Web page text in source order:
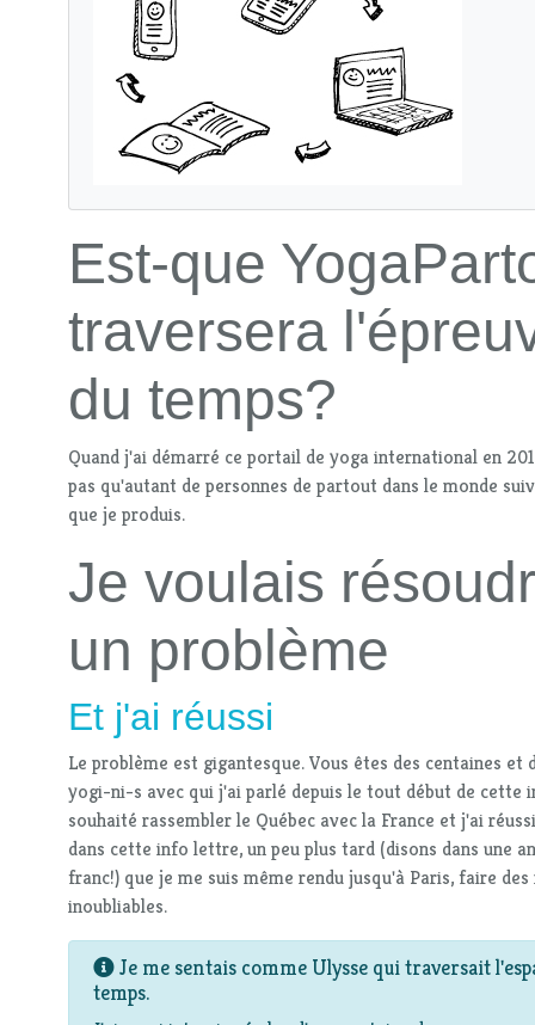
Est-que
traversera
du temps?
Quand j'ai démarré ce portail de yoga international en
pas qu'autant de personnes de partout dans le monde
que je produis.
Je voulais
un problème
Et j'ai réussi
Le problème est gigantesque. Vous êtes des centaines et
yogi-ni-s avec qui j'ai parlé depuis le tout début de cette
souhaité rassembler le Québec avec la France et j'ai
dans cette info lettre, un peu plus tard (disons dans une
franc!) que je me suis même rendu jusqu'à Paris, faire
inoubliables.
Je me sentais comme Ulysse qui traversait
temps.